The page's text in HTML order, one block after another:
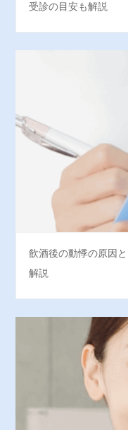
受診の目安も解説
飲酒後の動悸の原因
解説